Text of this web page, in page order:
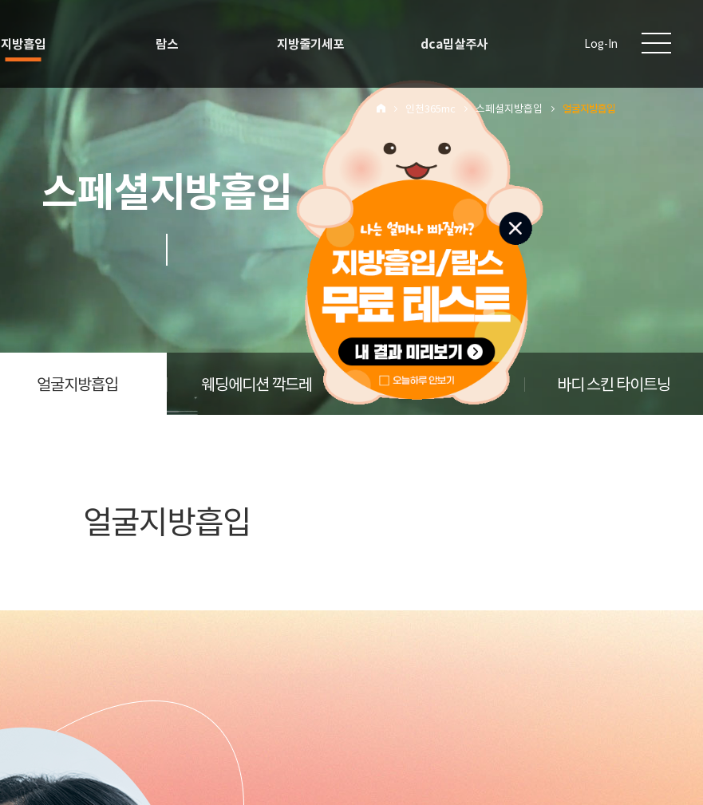
지방흡입 람스 지방줄기세포 dca밉살주사 Log-In
인천365mc 스페셜지방흡입 얼굴지방흡입
스페셜지방흡입
얼굴지방흡입 웨딩에디션 깍드레 남성에디션 깍가배 바디 스킨 타이트닝
얼굴지방흡입